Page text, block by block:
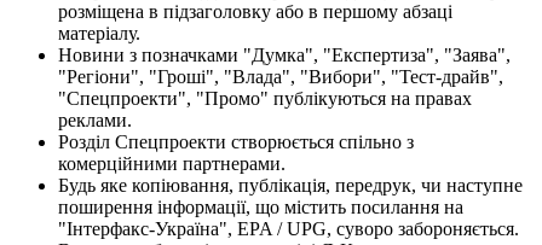
розміщена в підзаголовку або в першому абзаці
матеріалу.
Новини з позначками "Думка", "Експертиза", "Заява",
"Регіони", "Гроші", "Влада", "Вибори", "Тест-драйв",
"Спецпроекти", "Промо" публікуються на правах
реклами.
Розділ Спецпроекти створюється спільно з
комерційними партнерами.
Будь яке копіювання, публікація, передрук, чи наступне
поширення інформації, що містить посилання на
"Інтерфакс-Україна", EPA / UPG, суворо забороняється.